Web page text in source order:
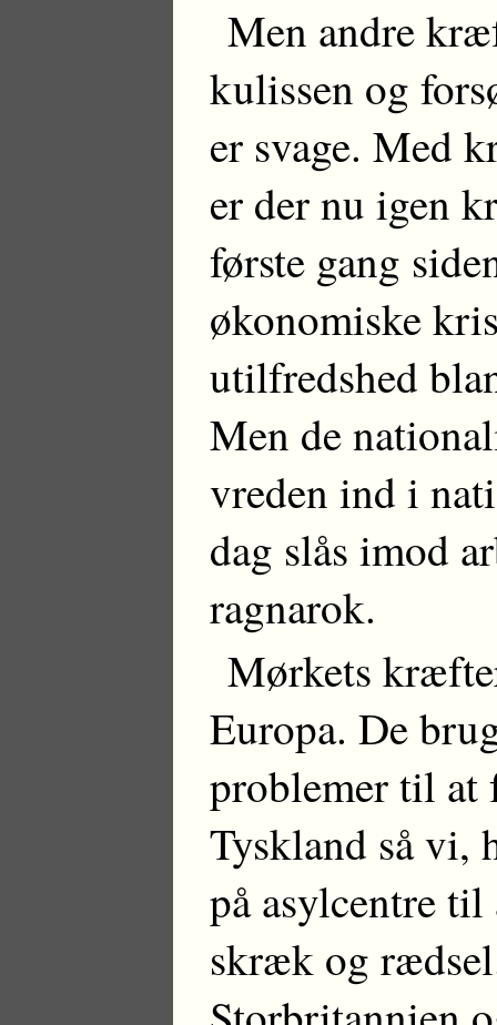
Men andre
kulissen og
er svage. Med
er der nu igen
første gang
økonomiske
utilfredshed
Men de
vreden ind i
dag slås imod
ragnarok.
Mørkets
Europa. De
problemer til at
Tyskland så vi,
på asylcentre til
skræk og